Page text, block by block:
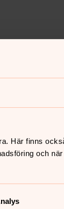
Här finns
och